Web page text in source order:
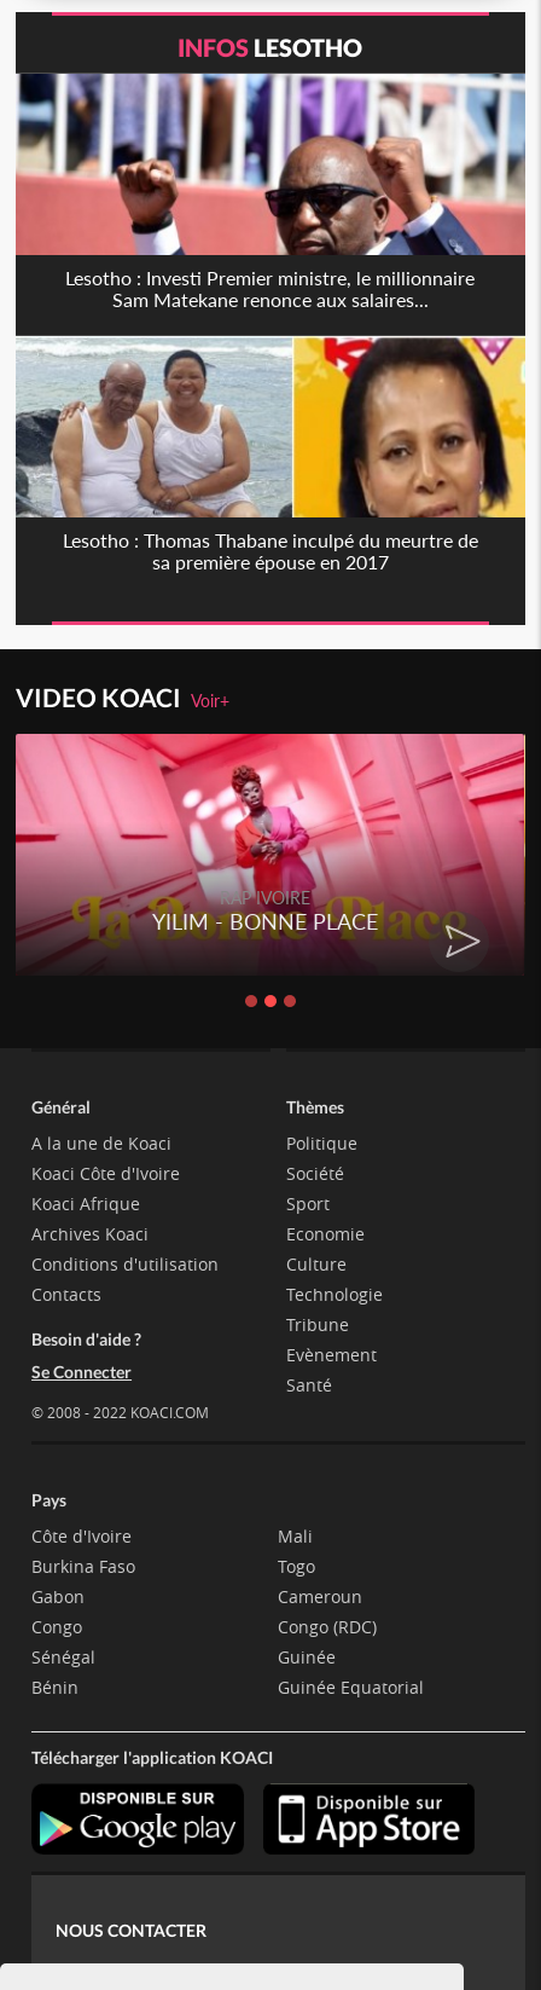
INFOS LESOTHO
Lesotho : Investi Premier ministre, le millionnaire
Sam Matekane renonce aux salaires...
Lesotho : Thomas Thabane inculpé du meurtre de
sa première épouse en 2017
VIDEO KOACIVoir+
RAP IVOIRE
YILIM - BONNE PLACE
Général
A la une de Koaci
Koaci Côte d'Ivoire
Koaci Afrique
Archives Koaci
Conditions d'utilisation
Contacts
Besoin d'aide ?
Se Connecter
© 2008 - 2022 KOACI.COM
Thèmes
Politique
Société
Sport
Economie
Culture
Technologie
Tribune
Evènement
Santé
Pays
Côte d'Ivoire
Burkina Faso
Gabon
Congo
Sénégal
Bénin
Mali
Togo
Cameroun
Congo (RDC)
Guinée
Guinée Equatorial
Télécharger l'application KOACI
NOUS CONTACTER